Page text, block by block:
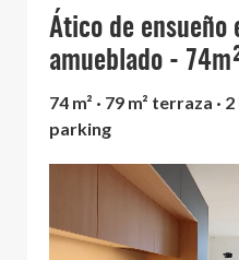
Ático de ensueño
amueblado -
74 m² · 79 m² terraza ·
parking